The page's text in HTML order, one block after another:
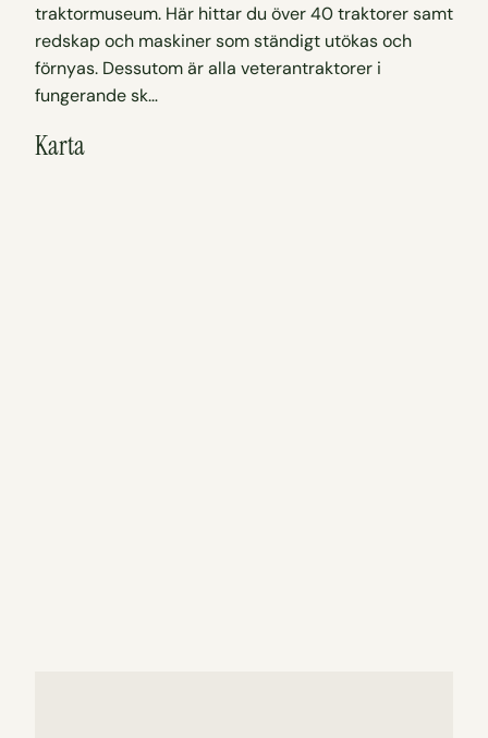
traktormuseum. Här hittar du över 40 traktorer samt
redskap och maskiner som ständigt utökas och
förnyas. Dessutom är alla veterantraktorer i
fungerande sk…
Karta